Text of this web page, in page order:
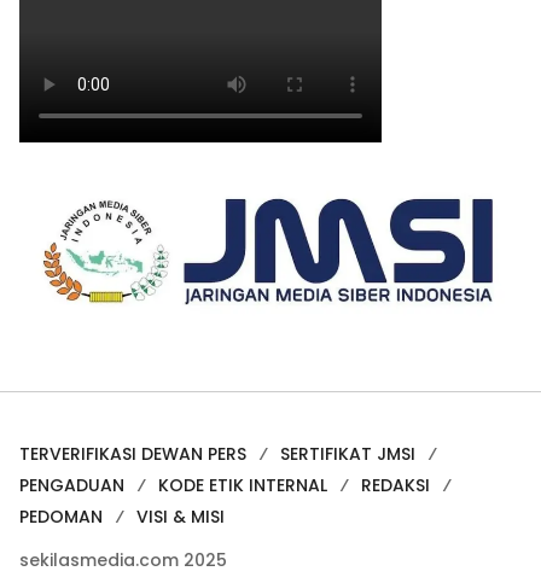
TERVERIFIKASI DEWAN PERS
SERTIFIKAT JMSI
PENGADUAN
KODE ETIK INTERNAL
REDAKSI
PEDOMAN
VISI & MISI
sekilasmedia.com 2025